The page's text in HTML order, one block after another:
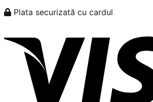
Plata securizată cu cardul